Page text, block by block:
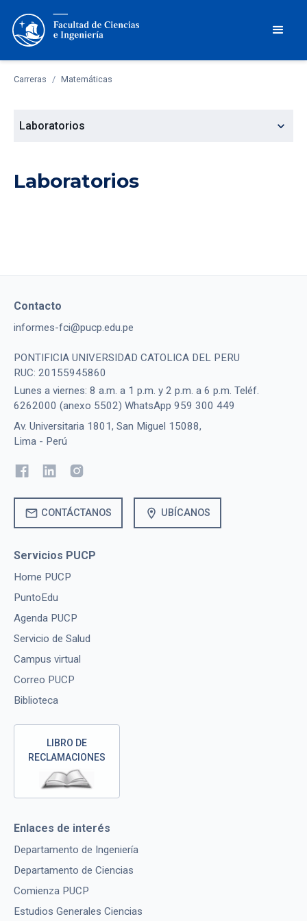
Carreras / Matemáticas
Laboratorios expand_more
Laboratorios
Contacto
informes-fci@pucp.edu.pe
PONTIFICIA UNIVERSIDAD CATOLICA DEL PERU
RUC: 20155945860
Lunes a viernes: 8 a.m. a 1 p.m. y 2 p.m. a 6 p.m. Teléf.
6262000 (anexo 5502) WhatsApp 959 300 449
Av. Universitaria 1801, San Miguel 15088,
Lima - Perú
mail CONTÁCTANOS location_on UBÍCANOS
Servicios PUCP
Home PUCP
PuntoEdu
Agenda PUCP
Servicio de Salud
Campus virtual
Correo PUCP
Biblioteca
LIBRO DE
RECLAMACIONES
Enlaces de interés
Departamento de Ingeniería
Departamento de Ciencias
Comienza PUCP
Estudios Generales Ciencias